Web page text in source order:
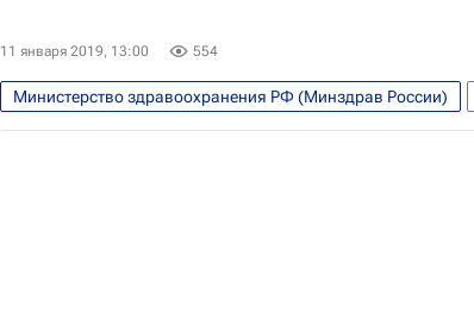
11 января 2019, 13:00 554
Министерство здравоохранения РФ (Минздрав России)